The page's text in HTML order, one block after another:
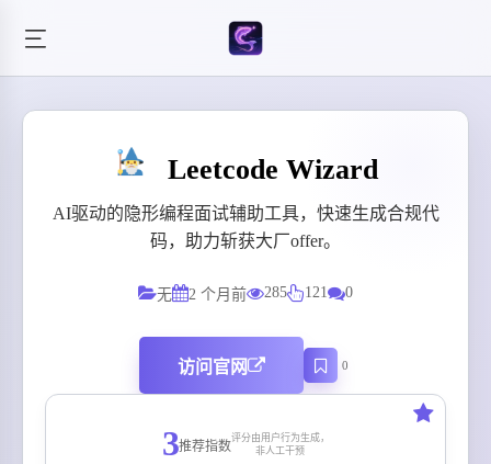
Leetcode Wizard
AI驱动的隐形编程面试辅助工具，快速生成合规代
码，助力斩获大厂offer。
无 2 个月前 285 121 0
访问官网 0
3推荐指数
评分由用户行为生成，
非人工干预